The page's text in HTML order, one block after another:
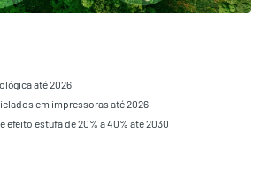
até 2026
em impressoras até 2026
efeito estufa de 20% a 40% até 2030